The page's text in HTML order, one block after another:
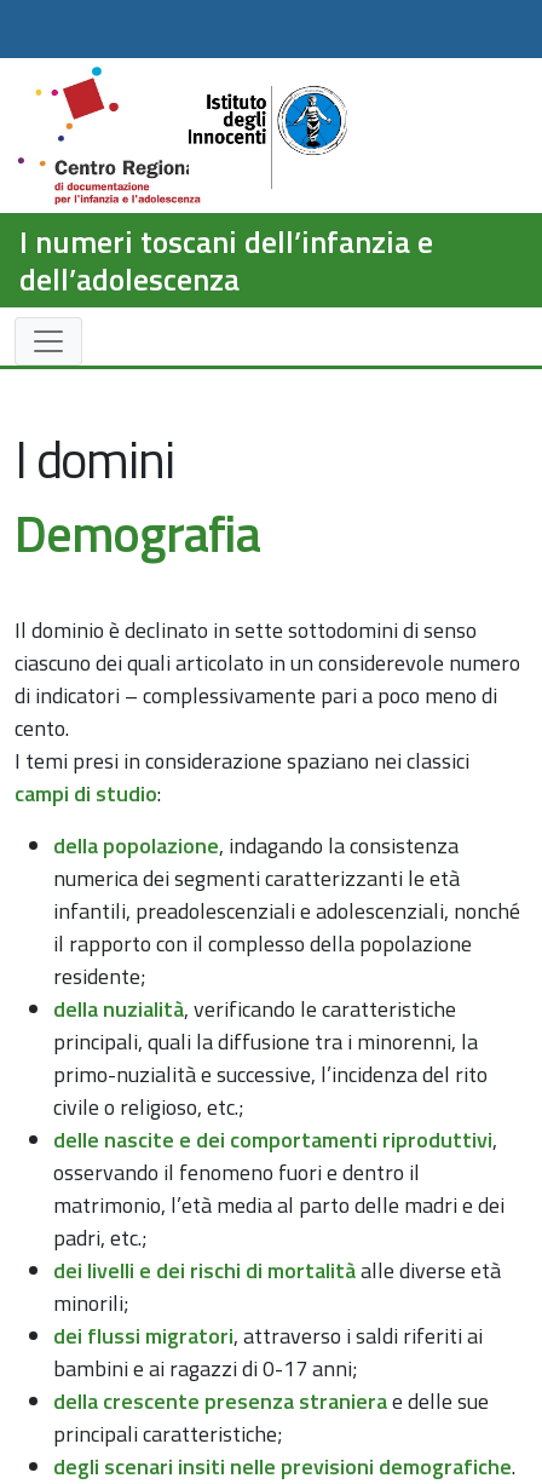
I numeri toscani dell’infanzia e
dell’adolescenza
I domini
Demografia
Il dominio è declinato in sette sottodomini di senso
ciascuno dei quali articolato in un considerevole numero
di indicatori – complessivamente pari a poco meno di
cento.
I temi presi in considerazione spaziano nei classici
campi di studio:
della popolazione, indagando la consistenza
numerica dei segmenti caratterizzanti le età
infantili, preadolescenziali e adolescenziali, nonché
il rapporto con il complesso della popolazione
residente;
della nuzialità, verificando le caratteristiche
principali, quali la diffusione tra i minorenni, la
primo-nuzialità e successive, l’incidenza del rito
civile o religioso, etc.;
delle nascite e dei comportamenti riproduttivi,
osservando il fenomeno fuori e dentro il
matrimonio, l’età media al parto delle madri e dei
padri, etc.;
dei livelli e dei rischi di mortalitàalle diverse età
minorili;
dei flussi migratori, attraverso i saldi riferiti ai
bambini e ai ragazzi di 0-17 anni;
della crescente presenza stranierae delle sue
principali caratteristiche;
degli scenari insiti nelle previsioni demografiche.